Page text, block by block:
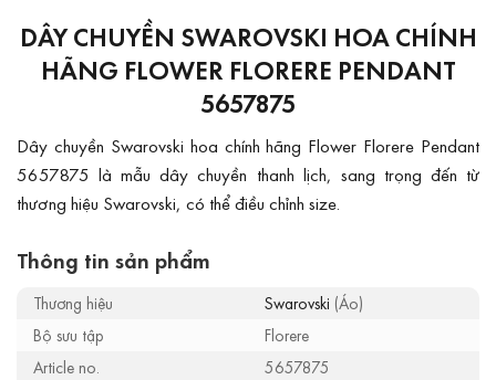
DÂY CHUYỀN SWAROVSKI HOA CHÍNH
HÃNG FLOWER FLORERE PENDANT
5657875
Dây chuyền Swarovski hoa chính hãng Flower Florere Pendant
5657875 là mẫu dây chuyền thanh lịch, sang trọng đến từ
thương hiệu Swarovski, có thể điều chỉnh size.
Thông tin sản phẩm
Thương hiệu Swarovski (Áo)
Bộ sưu tập
Florere
Article no.
5657875